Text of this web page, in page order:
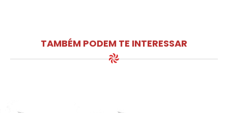
TAMBÉM PODEM TE INTERESSAR